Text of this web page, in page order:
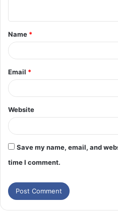
Name *
Email *
Website
Save my name, email, and
time I comment.